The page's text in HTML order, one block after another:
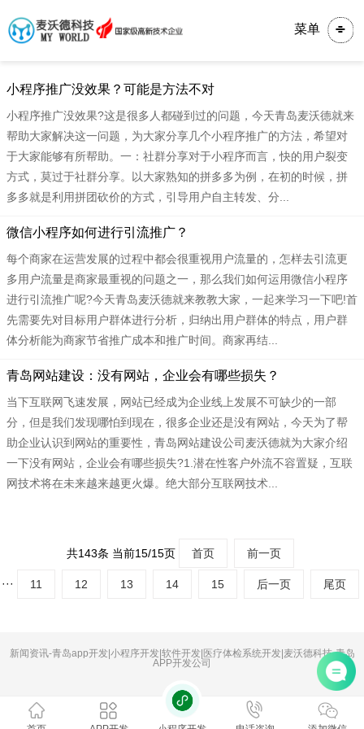
菜单
小程序推广没效果？可能是方法不对
小程序推广没效果?这是很多人都碰到过的问题，今天青岛麦沃德就来
帮助大家解决这一问题，为大家分享几个小程序推广的方法，希望对
于大家能够有所帮助。一：社群分享对于小程序而言，快的用户裂变
方式，莫过于社群分享。以大家熟知的拼多多为例，在初的时候，拼
多多就是利用拼团砍价的方式，引导用户自主转发、分...
微信小程序如何进行引流推广？
每个商家在运营发展的过程中都会很重视用户流量的，怎样去引流更
多用户流量是商家最重视的问题之一，那么我们如何运用微信小程序
进行引流推广呢?今天青岛麦沃德就来教教大家，一起来学习一下吧!首
先需要先对目标用户群体进行分析，归纳出用户群体的特点，用户群
体分析能为商家节省推广成本和推广时间。商家再结...
青岛网站建设：没有网站，企业会有哪些损失？
当下互联网飞速发展，网站已经成为企业线上发展不可缺少的一部
分，但是我们发现哪怕到现在，很多企业还是没有网站，今天为了帮
助企业认识到网站的重要性，青岛网站建设公司麦沃德就为大家介绍
一下没有网站，企业会有哪些损失?1.潜在性客户外流不容置疑，互联
网技术将在未来越来越更火爆。绝大部分互联网技术...
共143条 当前15/15页 首页 前一页
··· 11 12 13 14 15 后一页 尾页
新闻资讯-青岛app开发|小程序开发|软件开发|医疗体检系统开发|麦沃德科技-青岛
APP开发公司